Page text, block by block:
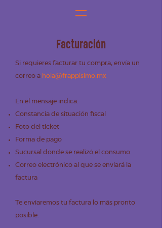
Facturación
Si requieres facturar tu compra, envía un
correo a hola@frappisimo.mx
En el mensaje indica:
Constancia de situación fiscal
Foto del ticket
Forma de pago
Sucursal donde se realizó el consumo
Correo electrónico al que se enviará la
factura
Te enviaremos tu factura lo más pronto
posible.